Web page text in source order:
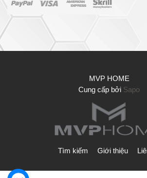
MVP HOME
Cung cấp bởi Sapo
Tìm kiếm Giới thiệu